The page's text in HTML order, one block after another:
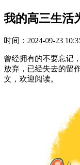
我的高三生活
时间： 2024-09-23
曾经拥有的不要忘记
放弃，已经失去的留
文，欢迎阅读。